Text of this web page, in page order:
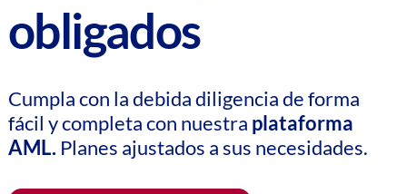
obligados
Cumpla con la debida diligencia de forma
fácil y completa con nuestra plataforma
AML. Planes ajustados a sus necesidades.